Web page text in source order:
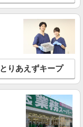
とりあえずキープ